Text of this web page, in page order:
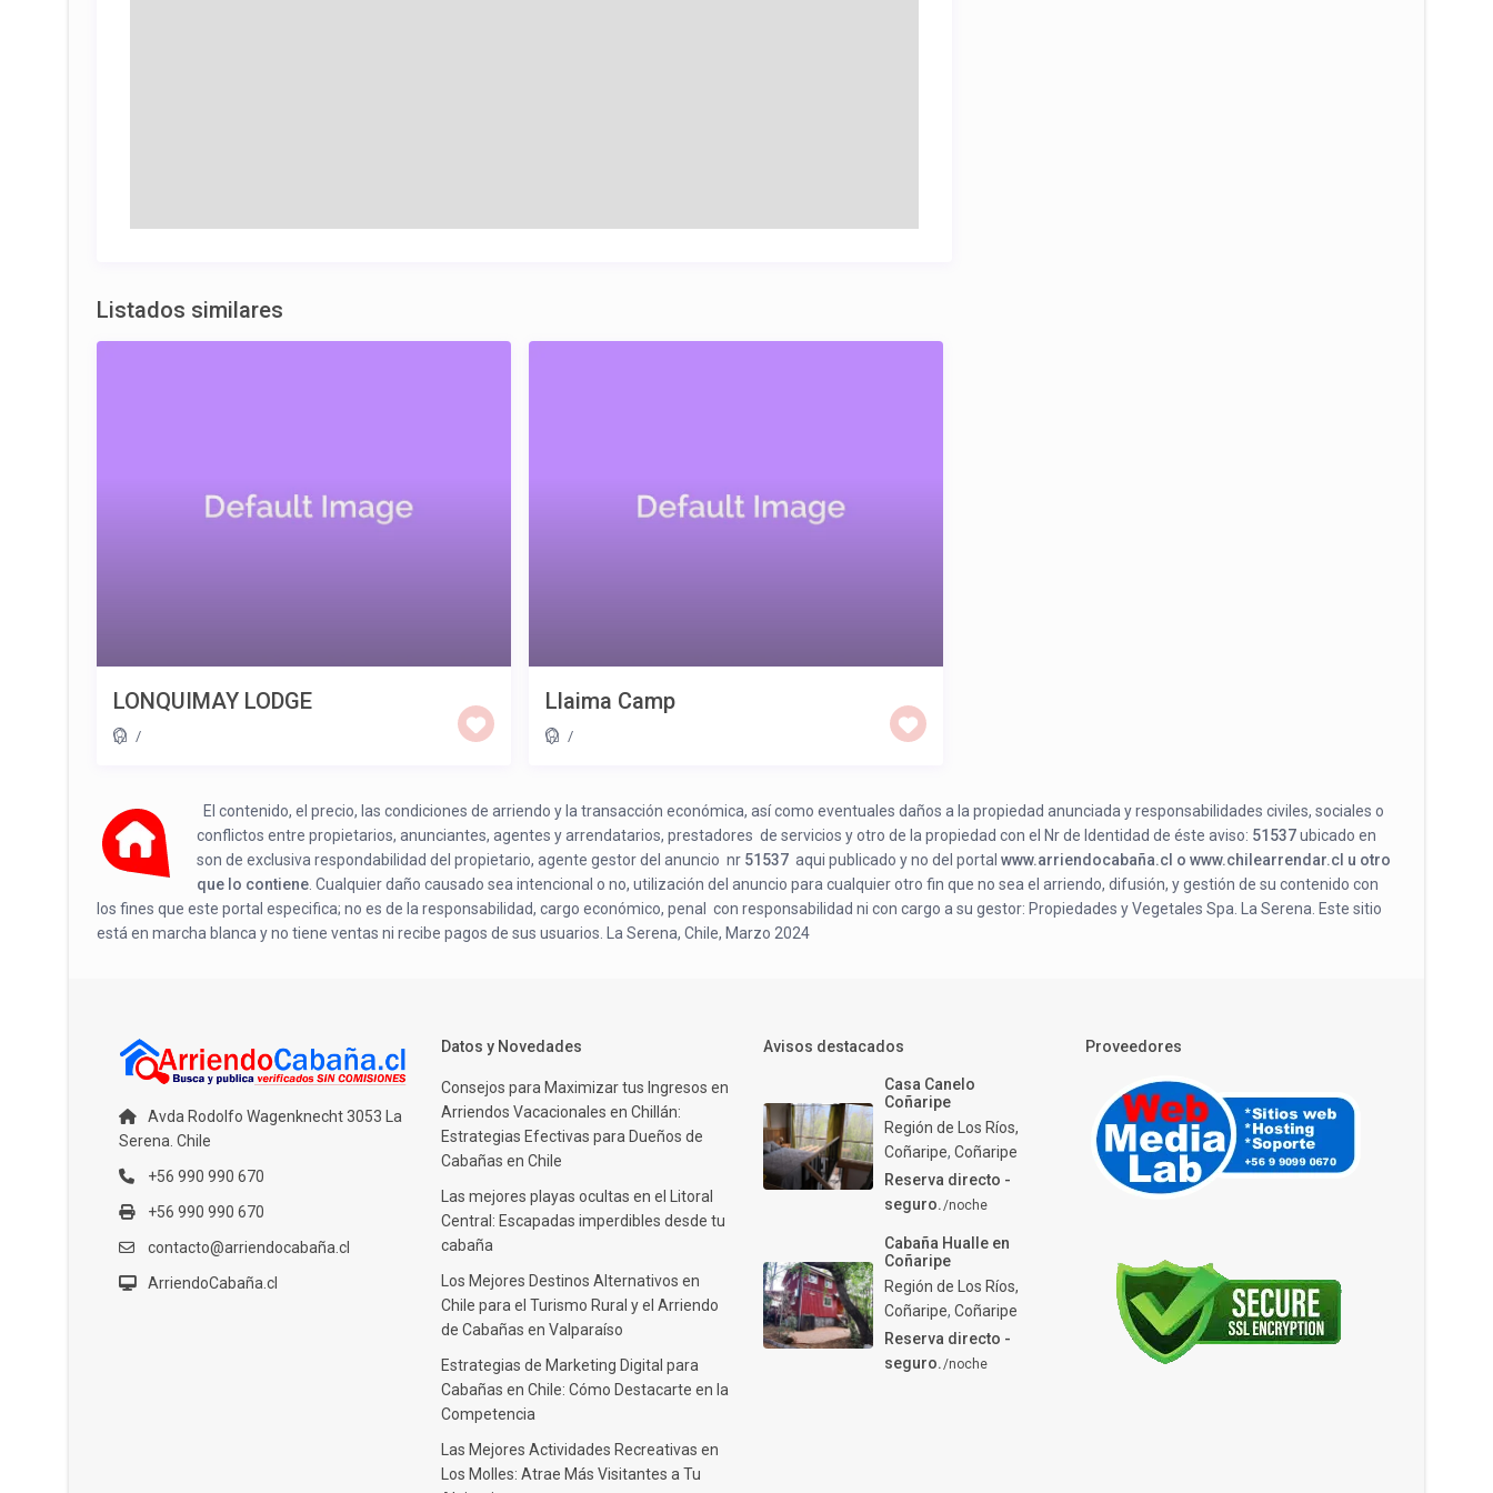
Listados similares
LONQUIMAY LODGE
/
Llaima Camp
/
El contenido, el precio, las condiciones de arriendo y la transacción económica, así como eventuales daños a la propiedad anunciada y responsabilidades civiles, sociales o
conflictos entre propietarios, anunciantes, agentes y arrendatarios, prestadores de servicios y otro de la propiedad con el Nr de Identidad de éste aviso: 51537ubicado en
son de exclusiva respondabilidad del propietario, agente gestor del anuncio nr 51537 aqui publicado y no del portal www.arriendocabaña.cl o www.chilearrendar.cl u otro
que lo contiene . Cualquier daño causado sea intencional o no, utilización del anuncio para cualquier otro fin que no sea el arriendo, difusión, y gestión de su contenido con
los fines que este portal especifica; no es de la responsabilidad, cargo económico, penal con responsabilidad ni con cargo a su gestor: Propiedades y Vegetales Spa. La Serena. Este sitio
está en marcha blanca y no tiene ventas ni recibe pagos de sus usuarios. La Serena, Chile, Marzo 2024
Avda Rodolfo Wagenknecht 3053 La
Serena. Chile
+56 990 990 670
+56 990 990 670
contacto@arriendocabaña.cl
ArriendoCabaña.cl
Datos y Novedades
Consejos para Maximizar tus Ingresos en
Arriendos Vacacionales en Chillán:
Estrategias Efectivas para Dueños de
Cabañas en Chile
Las mejores playas ocultas en el Litoral
Central: Escapadas imperdibles desde tu
cabaña
Los Mejores Destinos Alternativos en
Chile para el Turismo Rural y el Arriendo
de Cabañas en Valparaíso
Estrategias de Marketing Digital para
Cabañas en Chile: Cómo Destacarte en la
Competencia
Las Mejores Actividades Recreativas en
Los Molles: Atrae Más Visitantes a Tu
Avisos destacados
Casa Canelo
Coñaripe
Región de Los Ríos,
Coñaripe,Coñaripe
Reserva directo -
seguro./noche
Cabaña Hualle en
Coñaripe
Región de Los Ríos,
Coñaripe,Coñaripe
Reserva directo -
seguro./noche
Proveedores